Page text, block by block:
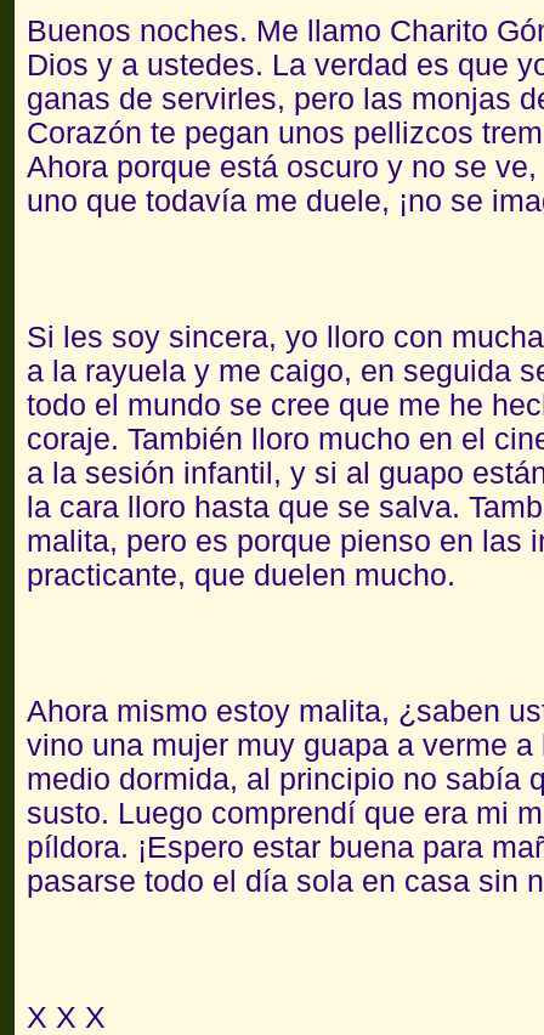
Buenos noches. Me llamo Charito
Dios y a ustedes. La verdad es que
ganas de servirles, pero las monjas
Corazón te pegan unos pellizcos
Ahora porque está oscuro y no se
uno que todavía me duele, ¡no se
Si les soy sincera, yo lloro con
a la rayuela y me caigo, en seguida
todo el mundo se cree que me he
coraje. También lloro mucho en el
a la sesión infantil, y si al guapo
la cara lloro hasta que se salva.
malita, pero es porque pienso en las
practicante, que duelen mucho.
Ahora mismo estoy malita, ¿saben
vino una mujer muy guapa a verme
medio dormida, al principio no sabía
susto. Luego comprendí que era mi
píldora. ¡Espero estar buena para
pasarse todo el día sola en casa sin
X X X